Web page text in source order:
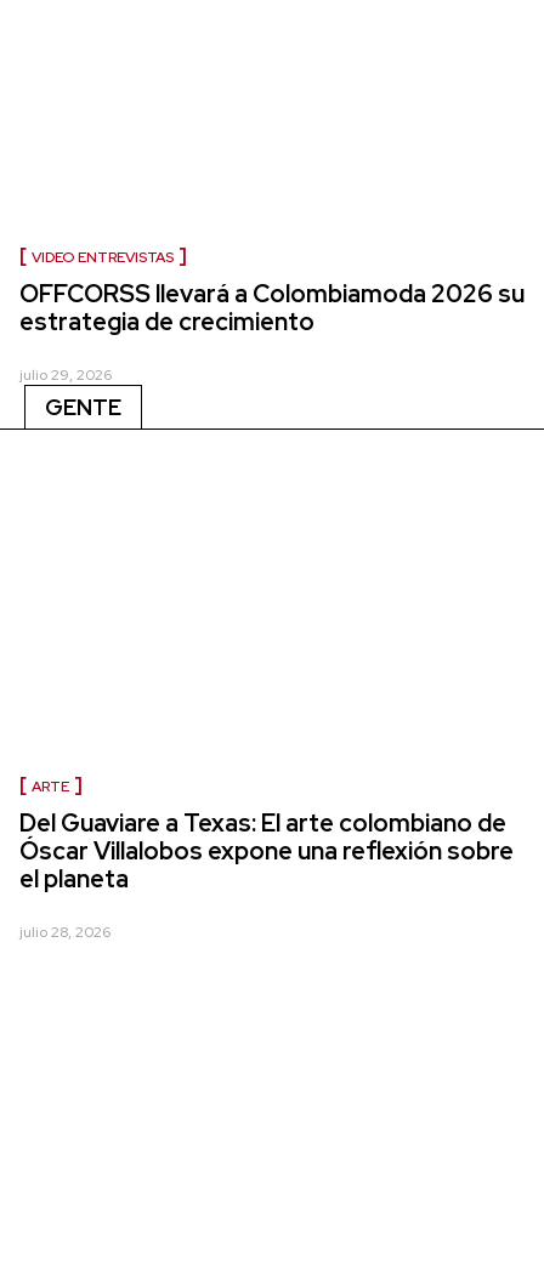
VIDEO ENTREVISTAS
OFFCORSS llevará a Colombiamoda 2026 su
estrategia de crecimiento
julio 29, 2026
GENTE
ARTE
Del Guaviare a Texas: El arte colombiano de
Óscar Villalobos expone una reflexión sobre
el planeta
julio 28, 2026